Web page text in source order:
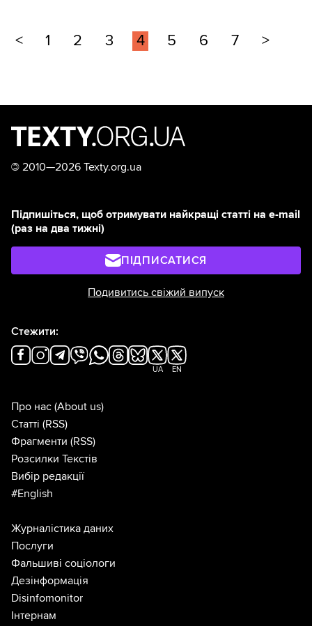
< 1 2 3 4 5 6 7 >
© 2010—2026 Texty.org.ua
Підпишіться, щоб отримувати найкращі статті на e-mail
(раз на два тижні)
ПІДПИСАТИСЯ
Подивитись свіжий випуск
Стежити:
UA EN
Про нас (About us)
Статті (RSS)
Фрагменти (RSS)
Розсилки Текстів
Вибір редакції
#English
Журналістика даних
Послуги
Фальшиві соціологи
Дезінформація
Disinfomonitor
Інтернам